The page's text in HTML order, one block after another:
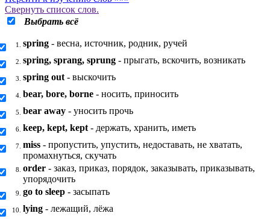
Свернуть список слов.
Выбрать всё
1. spring - весна, источник, родник, ручей
2. spring, sprang, sprung - прыгать, вскочить, возникать
3. spring out - выскочить
4. bear, bore, borne - носить, приносить
5. bear away - уносить прочь
6. keep, kept, kept - держать, хранить, иметь
7. miss - пропустить, упустить, недоставать, не хватать,
промахнуться, скучать
8. order - заказ, приказ, порядок, заказывать, приказывать,
упорядочить
9. go to sleep - засыпать
10. lying - лежащий, лёжа